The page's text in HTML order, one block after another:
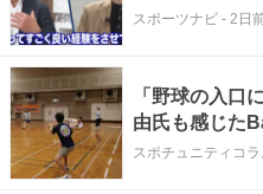
じた立浪和義
スポーツナビ - 2日
「野球の入口
由氏も感じた
が躍動した「
スポチュニティコラ